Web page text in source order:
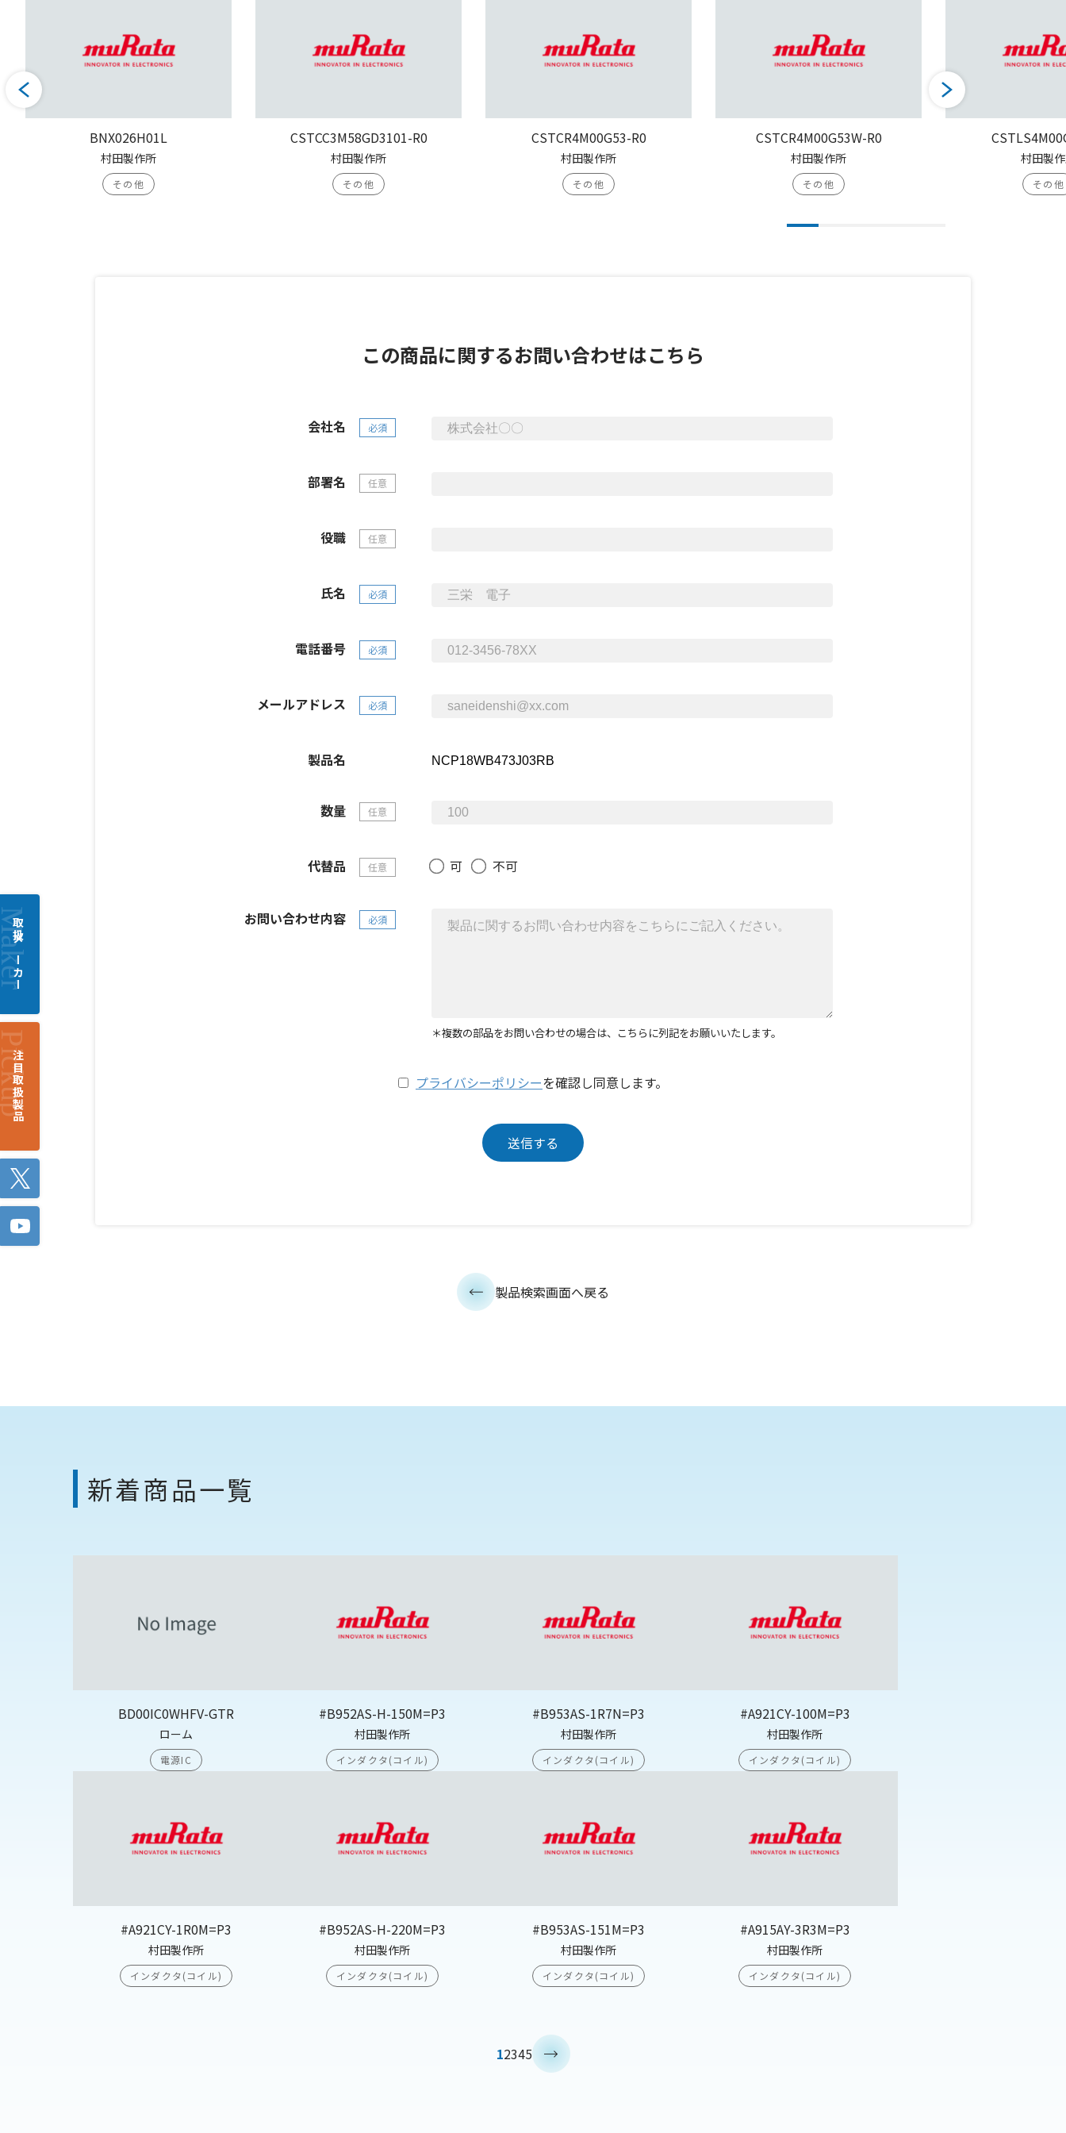
BNX026H01L
村田製作所
その他
CSTCC3M58GD3101-R0
村田製作所
その他
CSTCR4M00G53-R0
村田製作所
その他
CSTCR4M00G53W-R0
村田製作所
その他
村田製
その他
この商品に関するお問い合わせはこちら
会社名 必須
部署名 任意
役職 任意
氏名 必須
電話番号 必須
メールアドレス 必須
製品名
数量 任意
代替品 任意 可 不可
お問い合わせ内容 必須
＊複数の部品をお問い合わせの場合は、こちらに列記をお願いいたします。
プライバシーポリシーを確認し同意します。
製品検索画面へ戻る
新着商品一覧
BD00IC0WHFV-GTR
ローム
電源IC
#B952AS-H-150M=P3
村田製作所
インダクタ(コイル)
#B953AS-1R7N=P3
村田製作所
インダクタ(コイル)
#A921CY-100M=P3
村田製作所
インダクタ(コイル)
#A921CY-1R0M=P3
村田製作所
インダクタ(コイル)
#B952AS-H-220M=P3
村田製作所
インダクタ(コイル)
#B953AS-151M=P3
村田製作所
インダクタ(コイル)
#A915AY-3R3M=P3
村田製作所
インダクタ(コイル)
12345
取扱メーカー
注目取扱製品